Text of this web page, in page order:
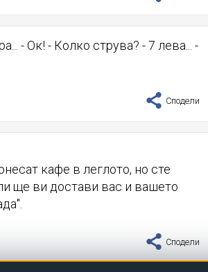
- Ок! - Колко струва? - 7 лева... -
Сподели
кафе в леглото, но сте
ще ви достави вас и вашето
Сподели